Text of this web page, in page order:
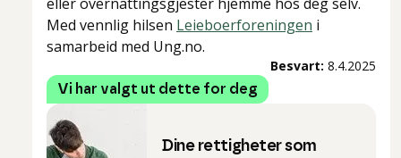
Med vennlig hilsen Leieboerforeningen i
samarbeid med Ung.no.
Besvart: 8.4.2025
Vi har valgt ut dette for deg
Dine rettigheter som